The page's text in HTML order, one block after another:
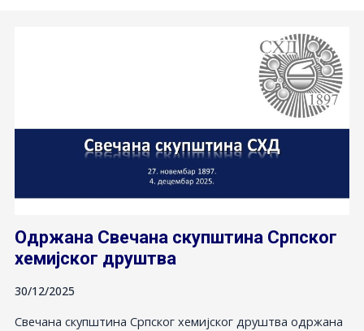
Одржана Свечана скупштина Српског
хемијског друштва
30/12/2025
Свечана скупштина Српског хемијског друштва одржана